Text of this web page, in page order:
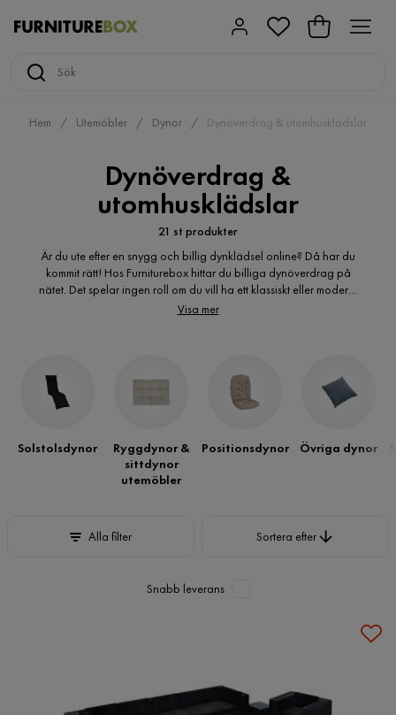
Hem Utemöbler Dynor Dynöverdrag & utomhusklädslar
Dynöverdrag &
utomhusklädslar
21 st produkter
Är du ute efter en snygg och billig dynklädsel online? Då har du
kommit rätt! Hos Furniturebox hittar du billiga dynöverdrag på
nätet. Det spelar ingen roll om du vill ha ett klassiskt eller modernt
uttryck, här hittar du många varianter av dynklädsel för
utesäsongen? En praktisk avtagbar dynklädsel? Hos oss hittar du
den billiga dynklädsel du söker. dynklädsel i många olika
varianter för en trivsammare och bekvämare utesäsong i din
Visa mer
Solstolsdynor
Ryggdynor &
sittdynor
utemöbler
Positionsdynor Övriga dynor
Alla filter Sortera efter
Snabb leverans